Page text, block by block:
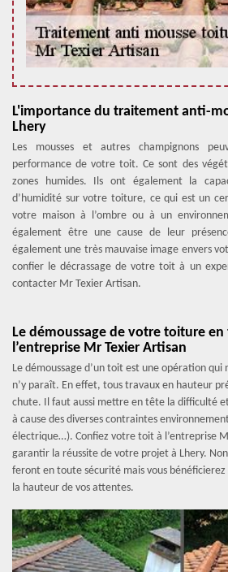
L'importance du traitement anti-
Lhery
Les mousses et autres champignons
performance de votre toit. Ce sont des
zones humides. Ils ont également la
d’humidité sur votre toiture, ce qui est un
votre maison à l’ombre ou à un
également être une cause de leur
également une très mauvaise image envers
confier le décrassage de votre toit à un
contacter Mr Texier Artisan.
Le démoussage de votre toiture
l’entreprise Mr Texier Artisan
Le démoussage d’un toit est une opération qui
n’y paraît. En effet, tous travaux en hauteur
chute. Il faut aussi mettre en tête la difficulté
à cause des diverses contraintes
électrique…). Confiez votre toit à l’entreprise
garantir la réussite de votre projet à Lhery.
feront en toute sécurité mais vous
la hauteur de vos attentes.